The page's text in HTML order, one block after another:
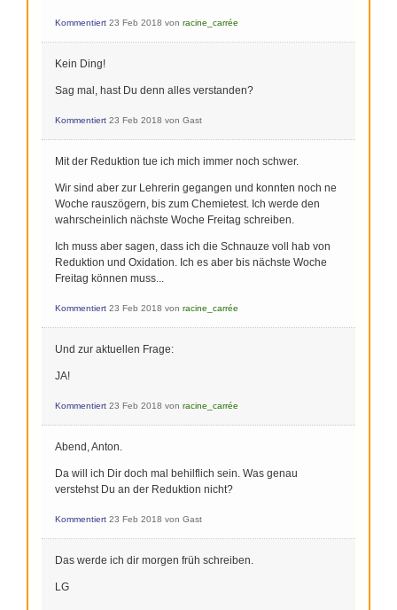
Kommentiert 23 Feb 2018 von racine_carrée
Kein Ding!
Sag mal, hast Du denn alles verstanden?
Kommentiert 23 Feb 2018 von Gast
Mit der Reduktion tue ich mich immer noch schwer.
Wir sind aber zur Lehrerin gegangen und konnten noch ne
Woche rauszögern, bis zum Chemietest. Ich werde den
wahrscheinlich nächste Woche Freitag schreiben.
Ich muss aber sagen, dass ich die Schnauze voll hab von
Reduktion und Oxidation. Ich es aber bis nächste Woche
Freitag können muss...
Kommentiert 23 Feb 2018 von racine_carrée
Und zur aktuellen Frage:
JA!
Kommentiert 23 Feb 2018 von racine_carrée
Abend, Anton.
Da will ich Dir doch mal behilflich sein. Was genau
verstehst Du an der Reduktion nicht?
Kommentiert 23 Feb 2018 von Gast
Das werde ich dir morgen früh schreiben.
LG